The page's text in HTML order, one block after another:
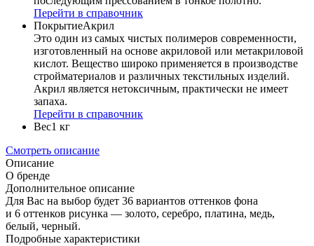
Перейти в справочник
ПокрытиеАкрил
Это один из самых чистых полимеров современности,
изготовленный на основе акриловой или метакриловой
кислот. Вещество широко применяется в производстве
стройматериалов и различных текстильных изделий.
Акрил является нетоксичным, практически не имеет
запаха.
Перейти в справочник
Вес1 кг
Смотреть описание
Описание
О бренде
Дополнительное описание
Для Вас на выбор будет 36 вариантов оттенков фона
и 6 оттенков рисунка — золото, серебро, платина, медь,
белый, черный.
Подробные характеристики